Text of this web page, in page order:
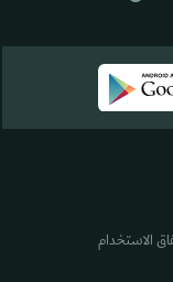
الاستخدام